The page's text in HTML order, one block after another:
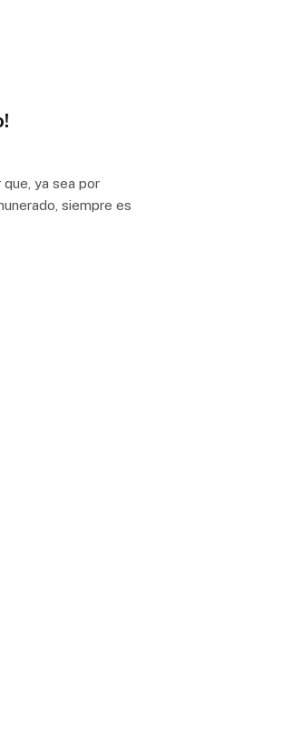
que, ya sea por
siempre es